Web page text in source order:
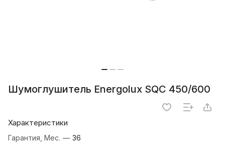
Шумоглушитель Energolux SQC 450/600
Характеристики
Гарантия, Мес. — 36